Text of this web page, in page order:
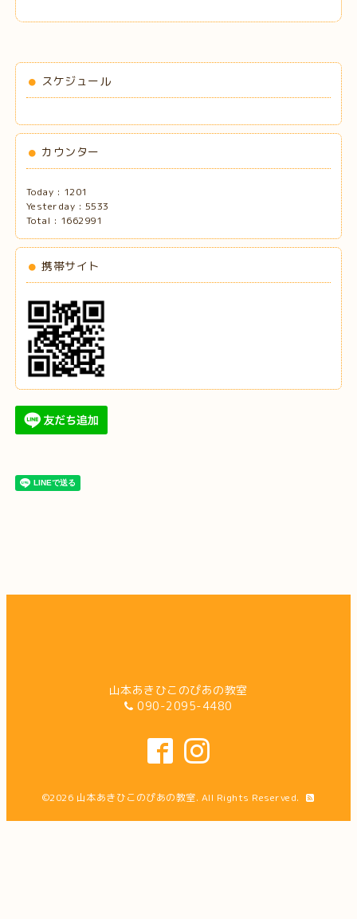
スケジュール
カウンター
Today : 1201
Yesterday : 5533
Total : 1662991
携帯サイト
山本あきひこのぴあの教室
090-2095-4480
©2026 山本あきひこのぴあの教室. All Rights Reserved.